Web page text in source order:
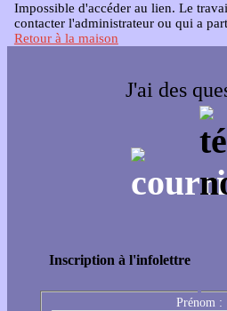
Impossible d'accéder au lien. Le
contacter l'administrateur ou qui a
Retour à la maison
J'ai des
Inscription à l'infolettre
Prénom :